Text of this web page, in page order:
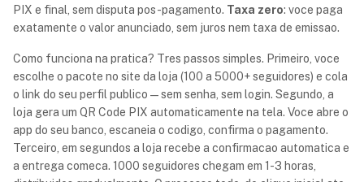
PIX e final, sem disputa pos-pagamento. Taxa zero: voce paga
exatamente o valor anunciado, sem juros nem taxa de emissao.
Como funciona na pratica? Tres passos simples. Primeiro, voce
escolhe o pacote no site da loja (100 a 5000+ seguidores) e cola
o link do seu perfil publico — sem senha, sem login. Segundo, a
loja gera um QR Code PIX automaticamente na tela. Voce abre o
app do seu banco, escaneia o codigo, confirma o pagamento.
Terceiro, em segundos a loja recebe a confirmacao automatica e
a entrega comeca. 1000 seguidores chegam em 1-3 horas,